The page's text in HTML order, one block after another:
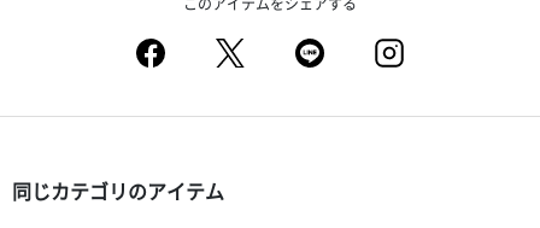
同じカテゴリのアイテム